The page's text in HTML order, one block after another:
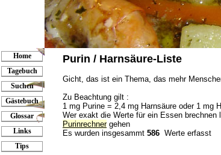
Home
Tagebuch
Suchen
Gästebuch
Glossar
Links
Tips
Purin / Harnsäure-Liste
Gicht, das ist ein Thema, das mehr
Zu Beachtung gilt :
1 mg Purine = 2,4 mg Harnsäure oder 1 mg
Wer exakt die Werte für ein Essen
Purinrechnergehen
Es wurden insgesammt 586 Werte erfasst